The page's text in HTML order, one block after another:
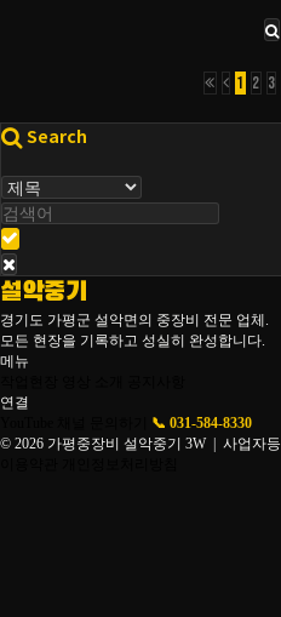
1 2 3
Search
설악중기
경기도 가평군 설악면의 중장비 전문 업체.
모든 현장을 기록하고 성실히 완성합니다.
메뉴
연결
📞 031-584-8330
© 2026 가평중장비 설악중기 3W | 사업자등